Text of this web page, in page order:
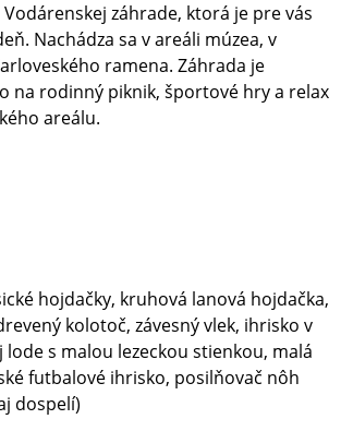
záhrade, ktorá je pre vás
Nachádza sa v areáli múzea, v
ramena. Záhrada je
na rodinný piknik, športové hry a relax
areálu.
hojdačky, kruhová lanová hojdačka,
kolotoč, závesný vlek, ihrisko v
s malou lezeckou stienkou, malá
futbalové ihrisko, posilňovač nôh
dospelí)